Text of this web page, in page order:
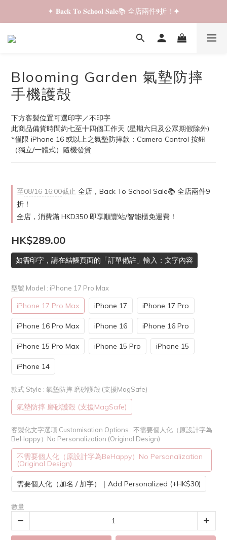
✦ 𝐁𝐚𝐜𝐤 𝐓𝐨 𝐒𝐜𝐡𝐨𝐨𝐥 𝐒𝐚𝐥𝐞📚 全店兩件𝟗折！✦
✦ 𝐁𝐚𝐜𝐤 𝐓𝐨 𝐒𝐜𝐡𝐨𝐨𝐥 𝐒𝐚𝐥𝐞📚 全店兩件𝟗折！✦
✦ 全店購物滿 𝐇𝐊𝐃𝟑𝟓𝟎 即享順豐站/智能櫃免運費！✦
Blooming Garden 氣墊防摔
手機護殻
下方客製位置可選印字／不印字
此商品備貨時間約七至十四個工作天 (星期六日及公眾期假除外)
*僅限 iPhone 16 或以上之氣墊防摔款：Camera Control 按鈕
（獨立/一體式）隨機發貨
至08/16 16:00截止 全店，Back To School Sale📚 全店兩件9
折！
全店，消費滿 HKD350 即享順豐站/智能櫃免運費！
HK$289.00
如需印字，請在結帳頁面的「訂單備註」輸入：文字內容
型號 Model : iPhone 17 Pro Max
iPhone 17 Pro Max iPhone 17 iPhone 17 Pro
iPhone 16 Pro Max iPhone 16 iPhone 16 Pro
iPhone 15 Pro Max iPhone 15 Pro iPhone 15
iPhone 14
款式 Style : 氣墊防摔 磨砂護殻 (支援MagSafe)
氣墊防摔 磨砂護殻 (支援MagSafe)
客製化文字選項 Customisation Options : 不需要個人化（原設計字為
BeHappy）No Personalization (Original Design)
不需要個人化（原設計字為BeHappy）No Personalization
(Original Design)
需要個人化（加名 / 加字）｜Add Personalized (+HK$30)
數量